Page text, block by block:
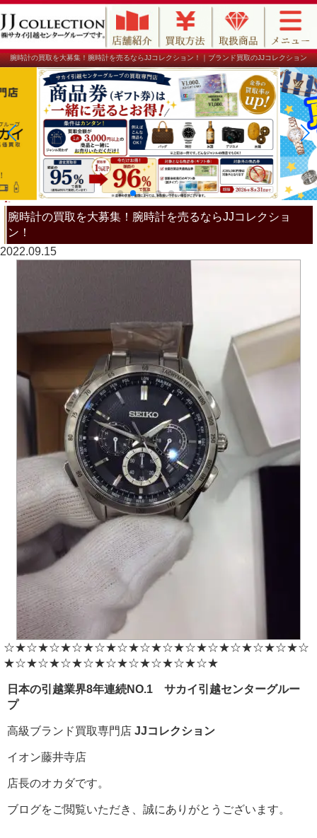
腕時計の買取を大募集！腕時計を売るならJJコレクション！｜ブランド買取のJJコレクション
腕時計の買取を大募集！腕時計を売るならJJコレクショ
ン！
2022.09.15
☆★☆★☆★☆★☆★☆★☆★☆★☆★☆★☆★☆★☆★☆
★☆★☆★☆★☆★☆★☆★☆★☆★☆★
日本の引越業界8年連続NO.1 サカイ引越センターグルー
プ
高級ブランド買取専門店 JJコレクション
イオン藤井寺店
店長のオカダです。
ブログをご閲覧いただき、誠にありがとうございます。